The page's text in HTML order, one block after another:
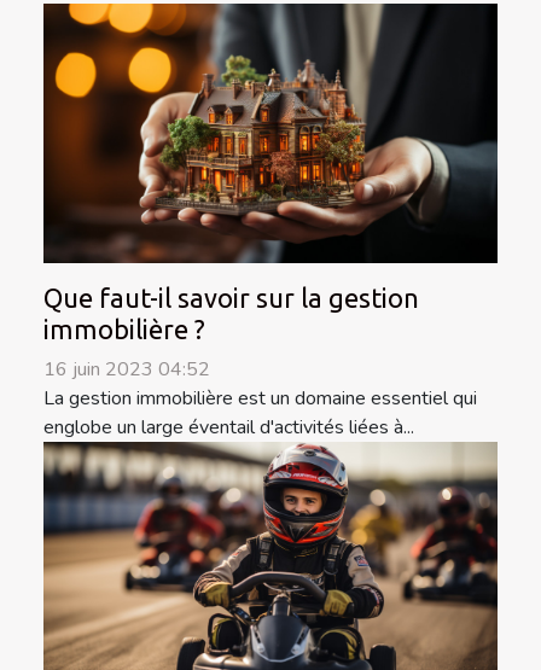
Que faut-il savoir sur la gestion
immobilière ?
16 juin 2023 04:52
La gestion immobilière est un domaine essentiel qui
englobe un large éventail d'activités liées à...